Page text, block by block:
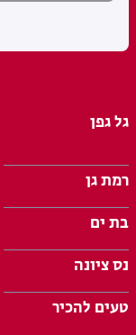
גל גפן
רמת גן
בת ים
נס ציונה
טעים להכיר